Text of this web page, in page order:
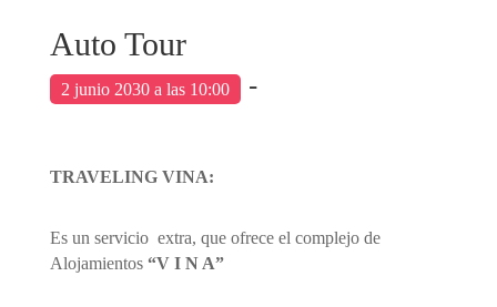
Auto Tour
2 junio 2030 a las 10:00 -
TRAVELING VINA:
Es un servicio extra, que ofrece el complejo de
Alojamientos “V I N A”